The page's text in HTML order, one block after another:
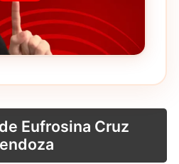
Eufrosina Cruz